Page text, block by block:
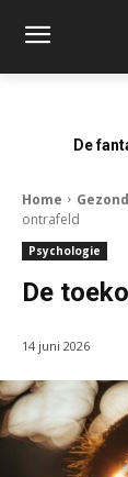
De
Home
ontrafeld
Psychologie
De
14 juni 2026